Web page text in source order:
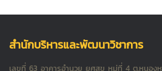
สำนักบริหารและพัฒนาวิชาการ
เลขที่ 63 อาคารอำนวย ยศสุข หมู่ที่ 4 ต.หนองห